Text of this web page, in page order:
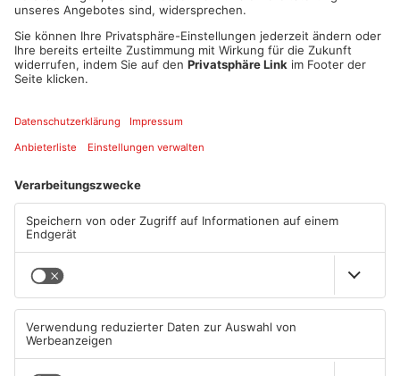
Mehr aus Kreis
Offenbach
Einbruch ins Seligenstädter
Jugendzentrum scheitert
06.08.2026, 13:56 UHR IN KREIS
06.08.2026, 06:45 UHR IN KREIS